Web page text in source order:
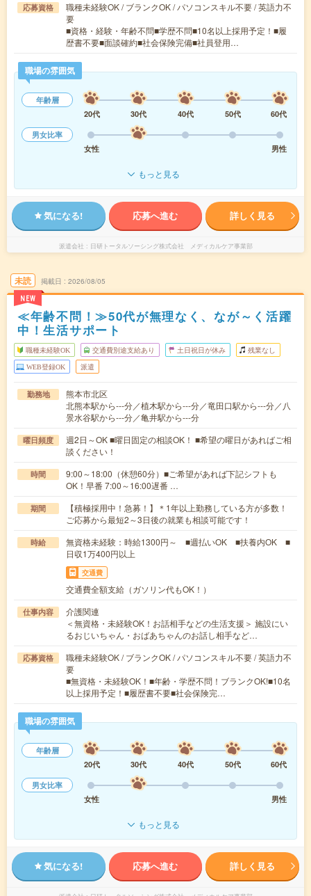
応募資格
職種未経験OK / ブランクOK / パソコンスキル不要 / 英語力不
要
■資格・経験・年齢不問■学歴不問■10名以上採用予定！■履
歴書不要■面談確約■社会保険完備■社員登用…
職場の雰囲気
年齢層
20代
30代 40代 50代
60代
男女比率
女性
男性
もっと見る
気になる! 応募へ進む 詳しく見る
派遣会社 日研トータルソーシング株式会社 メディカルケア事業部
未読
NEW
掲載日 2026/08/05
≪年齢不問！≫50代が無理なく、なが～く活躍
中！生活サポート
職種未経験OK 交通費別途支給あり 土日祝日が休み 残業なし
WEB登録OK 派遣
勤務地
熊本市北区
北熊本駅から---分／植木駅から---分／竜田口駅から---分／八
景水谷駅から---分／亀井駅から---分
曜日頻度
週2日～OK ■曜日固定の相談OK！ ■希望の曜日があればご相
談ください！
時間
9:00～18:00（休憩60分）■ご希望があれば下記シフトも
OK！早番 7:00～16:00遅番 …
期間
【積極採用中！急募！】＊1年以上勤務している方が多数！
ご応募から最短2～3日後の就業も相談可能です！
時給
無資格未経験：時給1300円～ ■週払いOK ■扶養内OK ■
日収1万400円以上
交通費
交通費全額支給（ガソリン代もOK！）
仕事内容
介護関連
＜無資格・未経験OK！お話相手などの生活支援＞ 施設にい
るおじいちゃん・おばあちゃんのお話し相手など…
応募資格
職種未経験OK / ブランクOK / パソコンスキル不要 / 英語力不
要
■無資格・未経験OK！■年齢・学歴不問！ブランクOK!■10名
以上採用予定！■履歴書不要■社会保険完…
職場の雰囲気
年齢層
20代
30代 40代 50代
60代
男女比率
女性
男性
もっと見る
気になる! 応募へ進む 詳しく見る